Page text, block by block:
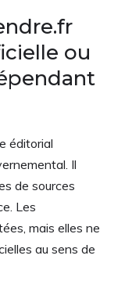
ou
éditorial
Il
de sources
Les
mais elles ne
au sens de